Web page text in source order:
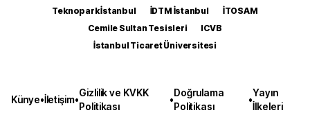
Teknopark İstanbul
İDTM İstanbul
İTOSAM
Cemile Sultan Tesisleri
ICVB
İstanbul Ticaret Üniversitesi
Künye•İletişim•
Gizlilik ve KVKK
Politikası
•
Doğrulama
Politikası
•
Yayın
İlkeleri